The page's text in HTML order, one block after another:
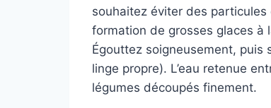
souhaitez éviter des particules
formation de grosses glaces à
Égouttez soigneusement, puis
linge propre). L’eau retenue
légumes découpés finement.